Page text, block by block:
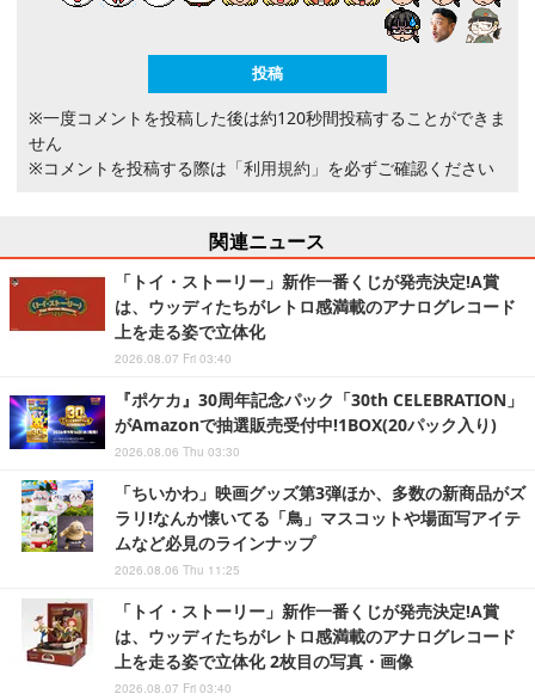
※一度コメントを投稿した後は約120秒間投稿することができま
せん
※コメントを投稿する際は 「利用規約」 を必ずご確認ください
関連ニュース
「トイ・ストーリー」新作一番くじが発売決定!A賞
は、ウッディたちがレトロ感満載のアナログレコード
上を走る姿で立体化
2026.08.07 Fri 03:40
『ポケカ』30周年記念パック「30th CELEBRATION」
がAmazonで抽選販売受付中!1BOX(20パック入り)
2026.08.06 Thu 03:30
「ちいかわ」映画グッズ第3弾ほか、多数の新商品がズ
ラリ!なんか懐いてる「鳥」マスコットや場面写アイテ
ムなど必見のラインナップ
2026.08.06 Thu 11:25
「トイ・ストーリー」新作一番くじが発売決定!A賞
は、ウッディたちがレトロ感満載のアナログレコード
上を走る姿で立体化 2枚目の写真・画像
2026.08.07 Fri 03:40